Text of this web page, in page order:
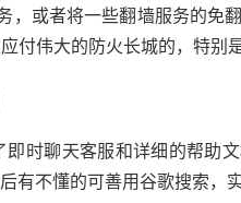
，或者将一些翻墙服务的免
付伟大的防火长城的，特别
时聊天客服和详细的帮助
有不懂的可善用谷歌搜索，